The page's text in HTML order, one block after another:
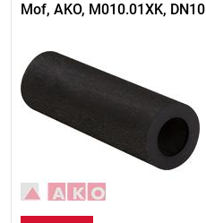
Mof, AKO, M010.01XK, DN10